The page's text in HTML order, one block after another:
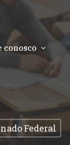
conosco
Federal